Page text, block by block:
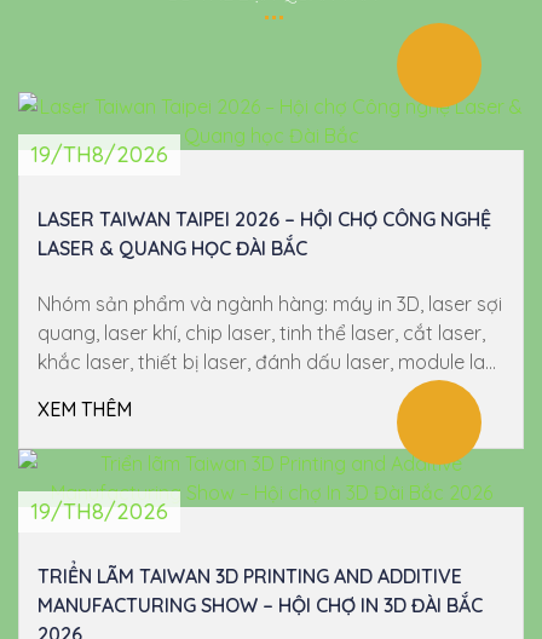
19/TH8/2026
LASER TAIWAN TAIPEI 2026 – HỘI CHỢ CÔNG NGHỆ
LASER & QUANG HỌC ĐÀI BẮC
Nhóm sản phẩm và ngành hàng: máy in 3D, laser sợi
quang, laser khí, chip laser, tinh thể laser, cắt laser,
khắc laser, thiết bị laser, đánh dấu laser, module la...
XEM THÊM
19/TH8/2026
TRIỂN LÃM TAIWAN 3D PRINTING AND ADDITIVE
MANUFACTURING SHOW – HỘI CHỢ IN 3D ĐÀI BẮC
2026